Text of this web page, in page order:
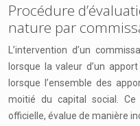
Procédure
nature par
L’intervention d’un
lorsque la valeur d’un
lorsque l’ensemble des
moitié du capital social.
officielle, évalue de manière